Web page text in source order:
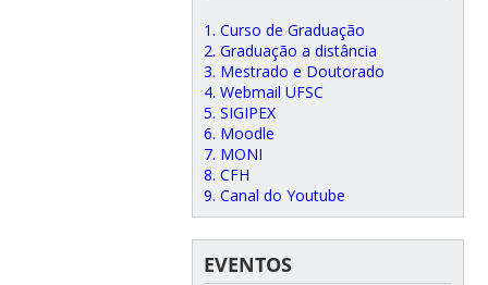
1. Curso de Graduação
2. Graduação a distância
3. Mestrado e Doutorado
4. Webmail UFSC
5. SIGIPEX
6. Moodle
7. MONI
8. CFH
9. Canal do Youtube
EVENTOS